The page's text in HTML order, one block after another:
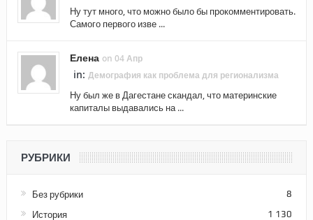
Ну тут много, что можно было бы прокомментировать.
Самого первого изве ...
Елена on 04 Апр
in: Демография как проблема для регионализма
Ну был же в Дагестане скандал, что материнские
капиталы выдавались на ...
РУБРИКИ
Без рубрики 8
История 1 130